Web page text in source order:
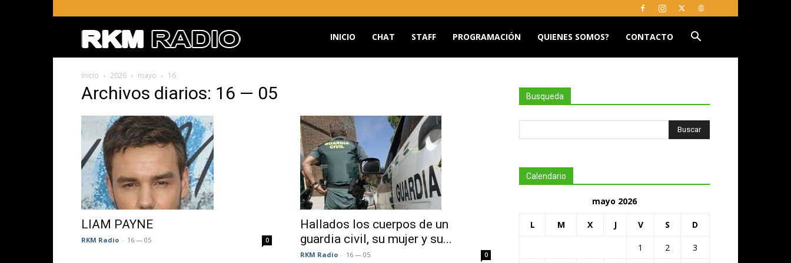
INICIO CHAT STAFF PROGRAMACIÓN QUIENES SOMOS? CONTACTO
Inicio 2026 mayo 16
Archivos diarios: 16 — 05
LIAM PAYNE
RKM Radio - 16 — 05 0
Hallados los cuerpos de un
guardia civil, su mujer y su...
RKM Radio - 16 — 05 0
Busqueda
Calendario
mayo 2026
L M X J V S D
1 2
3